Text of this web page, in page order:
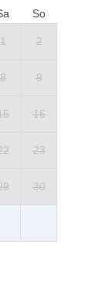
So
1 2
8 9
16
23
30